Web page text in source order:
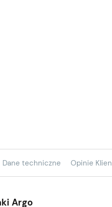
Dane techniczne Opinie
Argo